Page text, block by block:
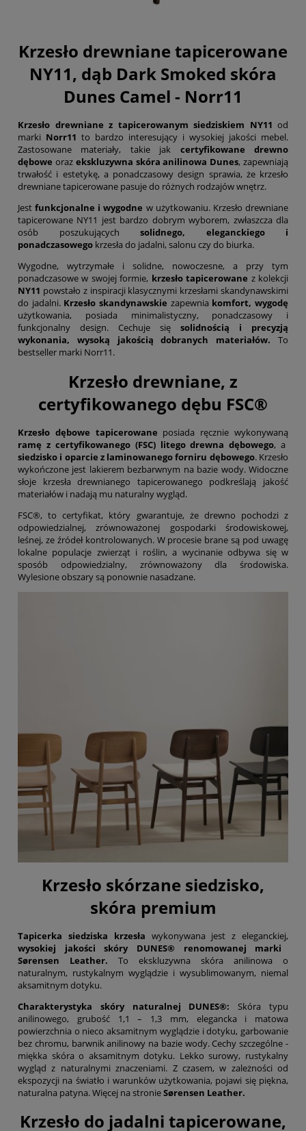
Krzesło drewniane tapicerowane
NY11, dąb Dark Smoked skóra
Dunes Camel - Norr11
Krzesło drewniane z tapicerowanym siedziskiem NY11 od
marki Norr11 to bardzo interesujący i wysokiej jakości mebel.
Zastosowane materiały, takie jak certyfikowane drewno
dębowe oraz ekskluzywna skóra anilinowa Dunes, zapewniają
trwałość i estetykę, a ponadczasowy design sprawia, że krzesło
drewniane tapicerowane pasuje do różnych rodzajów wnętrz.
Jestfunkcjonalne i wygodne w użytkowaniu. Krzesło drewniane
tapicerowane NY11 jest bardzo dobrym wyborem, zwłaszcza dla
osób poszukujących solidnego, eleganckiego i
ponadczasowego krzesła do jadalni, salonu czy do biurka.
Wygodne, wytrzymałe i solidne, nowoczesne, a przy tym
ponadczasowe w swojej formie, krzesło tapicerowane z kolekcji
NY11 powstało z inspiracji klasycznymi krzesłami skandynawskimi
do jadalni. Krzesło skandynawskie zapewnia komfort, wygodę
użytkowania, posiada minimalistyczny, ponadczasowy i
funkcjonalny design. Cechuje się solidnością i precyzją
wykonania, wysoką jakością dobranych materiałów. To
bestseller marki Norr11.
Krzesło drewniane, z
certyfikowanego dębu FSC®
Krzesło dębowe tapicerowane posiada ręcznie wykonywaną
ramę z certyfikowanego (FSC) litego drewna dębowego, a
siedzisko i oparcie z laminowanego forniru dębowego. Krzesło
wykończone jest lakierem bezbarwnym na bazie wody. Widoczne
słoje krzesła drewnianego tapicerowanego podkreślają jakość
materiałów i nadają mu naturalny wygląd.
FSC®, to certyfikat, który gwarantuje, że drewno pochodzi z
odpowiedzialnej, zrównoważonej gospodarki środowiskowej,
leśnej, ze źródeł kontrolowanych. W procesie brane są pod uwagę
lokalne populacje zwierząt i roślin, a wycinanie odbywa się w
sposób odpowiedzialny, zrównoważony dla środowiska.
Wylesione obszary są ponownie nasadzane.
Krzesło skórzane siedzisko,
skóra premium
Tapicerka siedziska krzesła wykonywana jest z eleganckiej,
wysokiej jakości skóry DUNES® renomowanej marki
Sørensen Leather. To ekskluzywna skóra anilinowa o
naturalnym, rustykalnym wyglądzie i wysublimowanym, niemal
aksamitnym dotyku.
Charakterystyka skóry naturalnej DUNES®:
Skóra typu
anilinowego, grubość 1,1 – 1,3 mm, elegancka i matowa
powierzchnia o nieco aksamitnym wyglądzie i dotyku, garbowanie
bez chromu, barwnik anilinowy na bazie wody. Cechy szczególne -
miękka skóra o aksamitnym dotyku. Lekko surowy, rustykalny
wygląd z naturalnymi znaczeniami. Z czasem, w zależności od
ekspozycji na światło i warunków użytkowania, pojawi się piękna,
naturalna patyna. Więcej na stronieSørensen Leather.
Krzesło do jadalni tapicerowane,